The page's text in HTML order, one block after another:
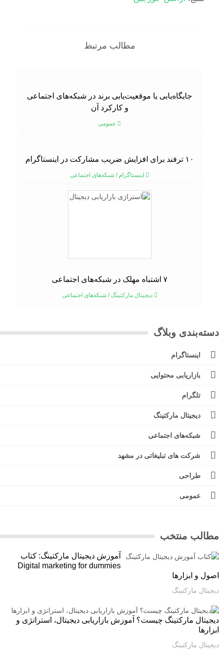
مطالب مرتبط
جایگاه‌یابی یا موقعیت‌یابی برند در شبکه‌های اجتماعی
و کارکرد آن
عمومی
۱۰ ترفند برای افزایش ضریب مشارکت در اینستاگرام
اینستاگرام/شبکه‌های اجتماعی
دیجیتال مارکتینگ/شبکه‌های اجتماعی
وبلاگ
اینستاگرام
بازاریابی محتوایی
تلگرام
دیجیتال مارکتینگ
شبکه‌های اجتماعی
شرکت های تبلیغاتی در مشهد
طراحی
عمومی
منتخب
آموزش دیجیتال مارکتینگ: کتاب
Digital marketing for dummies
و ابزارها
مارکتینگ
مارکتینگ چیست؟ آموزش بازاریابی دیجیتال، استراتژی و
مارکتینگ